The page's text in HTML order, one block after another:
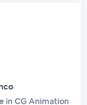
in CG Animation